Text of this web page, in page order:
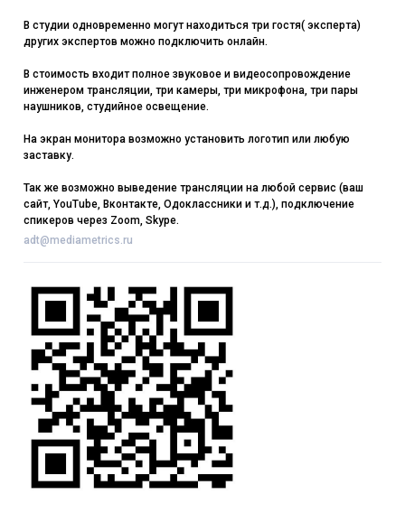
В студии одновременно могут находиться три гостя( эксперта)
других экспертов можно подключить онлайн.
В стоимость входит полное звуковое и видеосопровождение
инженером трансляции, три камеры, три микрофона, три пары
наушников, студийное освещение.
На экран монитора возможно установить логотип или любую
заставку.
Так же возможно выведение трансляции на любой сервис (ваш
сайт, YouTube, Вконтакте, Одоклассники и т.д.), подключение
спикеров через Zoom, Skype.
adt@mediametrics.ru